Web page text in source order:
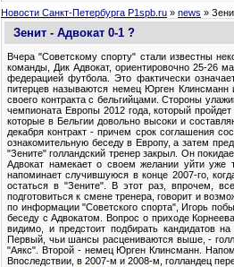
Новости Санкт-Петербурга P1spb.ru » news »
Зенит - Адвокат 0-1 ?
Вчера "Советскому спорту" стали известны
команды, Дик Адвокат, ориентировочно 25-26
федерацией футбола. Это фактически
питерцев называются немец Юрген Клинсманн
своего контракта с бельгийцами. Стороны
чемпионата Европы 2012 года, который
которые в Бельгии довольно высоки и
декабря контракт - причем срок соглашения
ознакомительную беседу в Европу, а затем
"Зените" голландский тренер закрыл. Он
Адвокат намекает о своем желании уйти уже
напоминает случившуюся в конце 2007-го,
остаться в "Зените". В этот раз, впрочем,
подготовиться к смене тренера, говорит и
по информации "Советского спорта", Игорь
беседу с Адвокатом. Вопрос о приходе
видимо, и предстоит подбирать кандидатов
Первый, чьи шансы расцениваются выше, -
"Аякс". Второй - немец Юрген Клинсманн.
Впоследствии, в 2007-м и 2008-м, голландец